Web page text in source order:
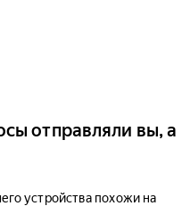
отправляли вы, а
устройства похожи на